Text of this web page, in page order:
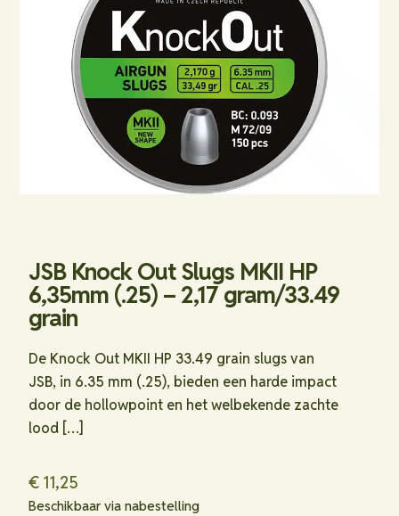
JSB Knock Out Slugs MKII HP
6,35mm (.25) – 2,17 gram/33.49
grain
De Knock Out MKII HP 33.49 grain slugs van
JSB, in 6.35 mm (.25), bieden een harde impact
door de hollowpoint en het welbekende zachte
lood […]
€ 11,25
Beschikbaar via nabestelling